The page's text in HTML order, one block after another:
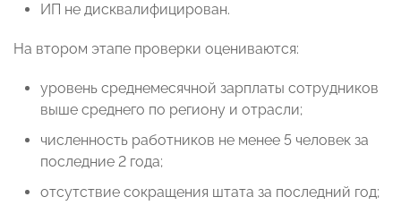
ИП не дисквалифицирован.
На втором этапе проверки оцениваются:
уровень среднемесячной зарплаты сотрудников
выше среднего по региону и отрасли;
численность работников не менее 5 человек за
последние 2 года;
отсутствие сокращения штата за последний год;